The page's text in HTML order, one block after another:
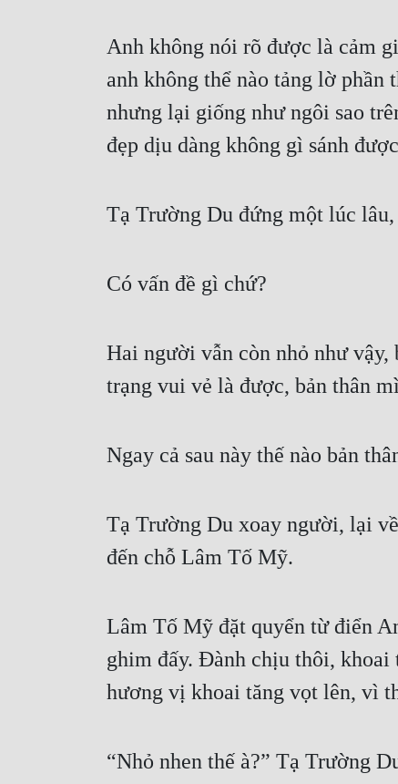
Anh không nói rõ được là cảm
anh không thể nào tảng lờ
nhưng lại giống như ngôi sao
đẹp dịu dàng không gì sánh
Tạ Trường Du đứng một lúc
Có vấn đề gì chứ?
Hai người vẫn còn nhỏ như
trạng vui vẻ là được, bản thân
Ngay cả sau này thế nào bản
Tạ Trường Du xoay người, lại
đến chỗ Lâm Tố Mỹ.
Lâm Tố Mỹ đặt quyển từ điển
ghim đấy. Đành chịu thôi,
hương vị khoai tăng vọt lên, vì
“Nhỏ nhen thế à?” Tạ Trường